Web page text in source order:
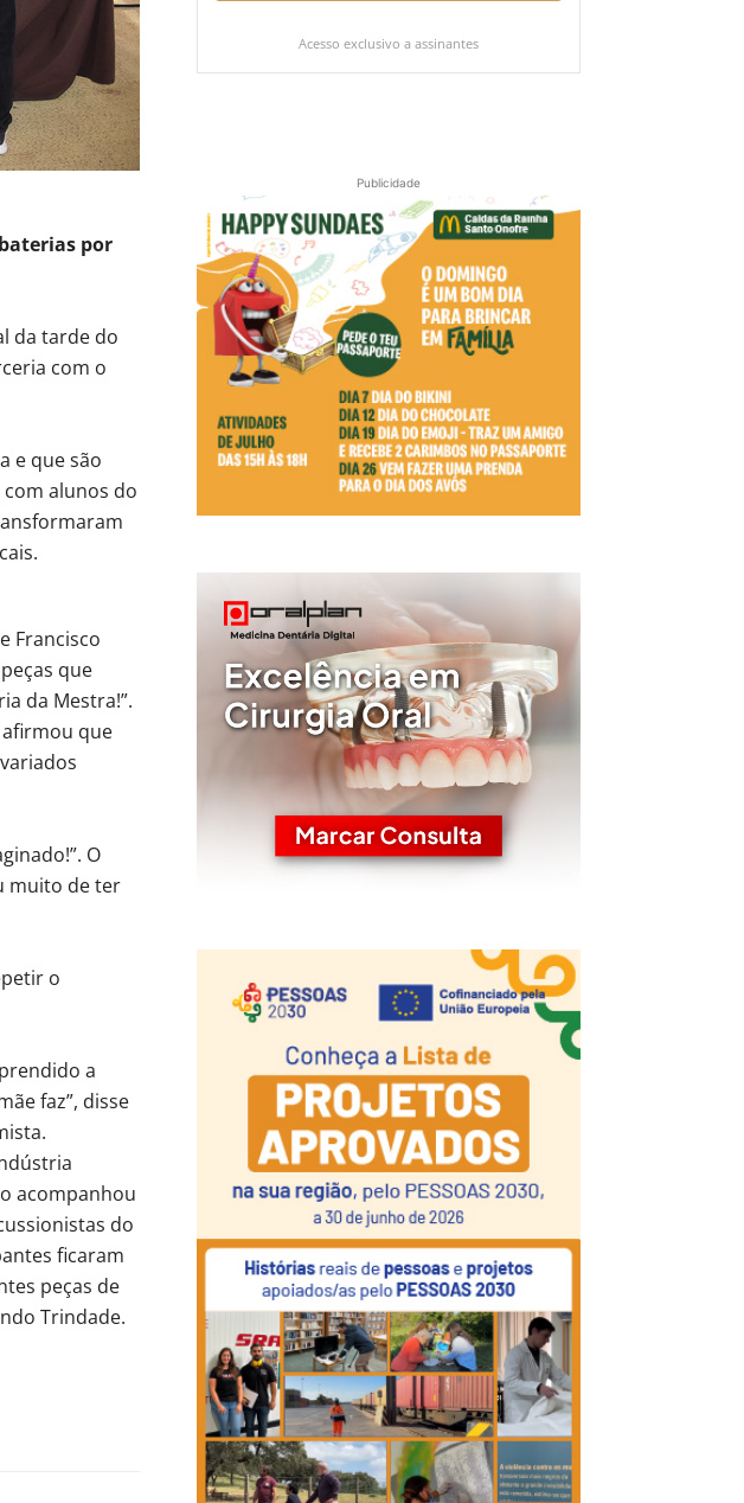
por
da tarde do
com o
e que são
alunos do
Francisco
que
da Mestra!”.
que
O
muito de ter
o
a
faz”, disse
acompanhou
do
ficaram
peças de
Trindade.
Acesso exclusivo a assinantes
Publicidade